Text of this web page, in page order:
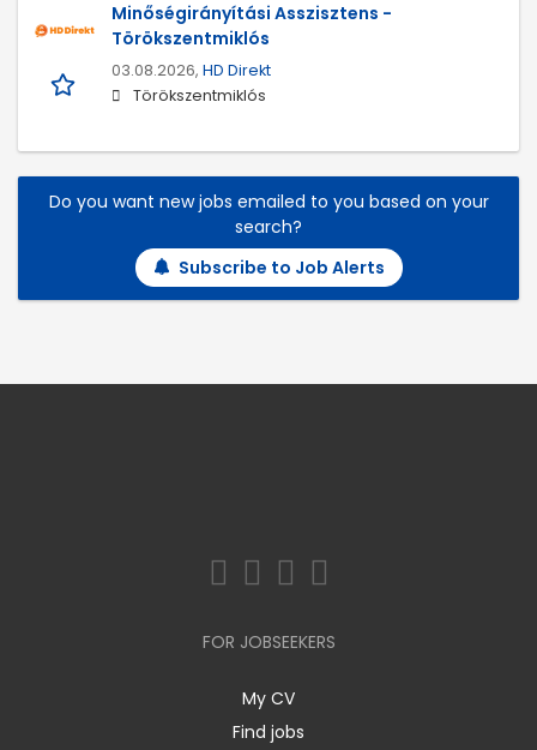
Minőségirányítási Asszisztens -
Törökszentmiklós
03.08.2026, HD Direkt
Törökszentmiklós
Do you want new jobs emailed to you based on your
search?
Subscribe to Job Alerts
FOR JOBSEEKERS
My CV
Find jobs